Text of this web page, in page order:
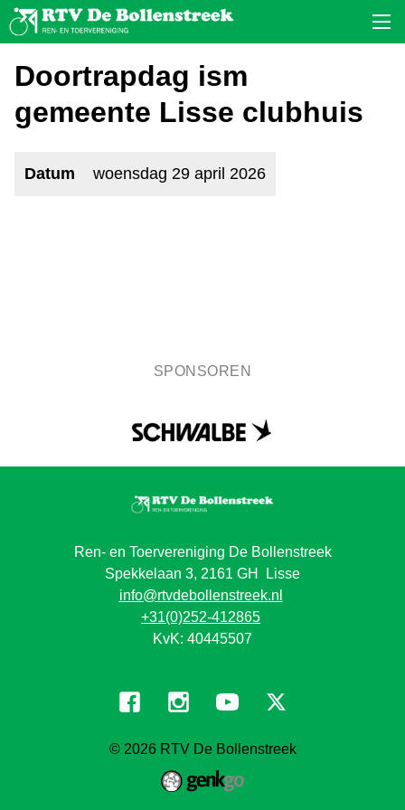
Doortrapdag ism
gemeente Lisse clubhuis
Datum woensdag 29 april 2026
SPONSOREN
Ren- en Toervereniging De Bollenstreek
Spekkelaan 3, 2161 GH Lisse
info@rtvdebollenstreek.nl
+31(0)252-412865
KvK: 40445507
© 2026RTV De Bollenstreek